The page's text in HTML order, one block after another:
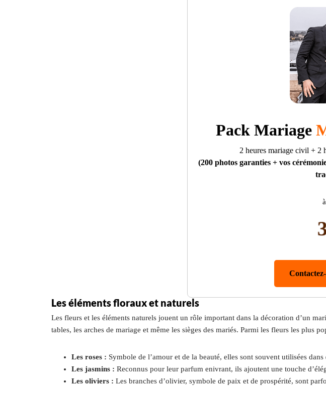
Pack Mariage
2 heures mariage civil + 2
(200 photos garanties + vos
Les éléments floraux et naturels
Les fleurs et les éléments naturels jouent un rôle important dans la décoration d’un
tables, les arches de mariage et même les sièges des mariés. Parmi les fleurs les plus
Les roses : Symbole de l’amour et de la beauté, elles sont souvent utilisées
Les jasmins : Reconnus pour leur parfum enivrant, ils ajoutent une touche
Les oliviers : Les branches d’olivier, symbole de paix et de prospérité, sont